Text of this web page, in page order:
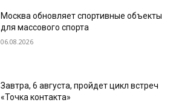
Москва обновляет спортивные объекты
для массового спорта
06.08.2026
Завтра, 6 августа, пройдет цикл встреч
«Точка контакта»